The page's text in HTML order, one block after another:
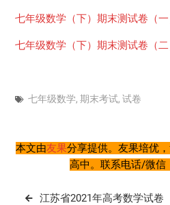
七年级数学（下）期末测试卷（一
七年级数学（下）期末测试卷（二
七年级数学, 期末考试, 试卷
本文由友果分享提供。友果培优
高中。联系电话/微信
文
江苏省2021年高考数学试卷